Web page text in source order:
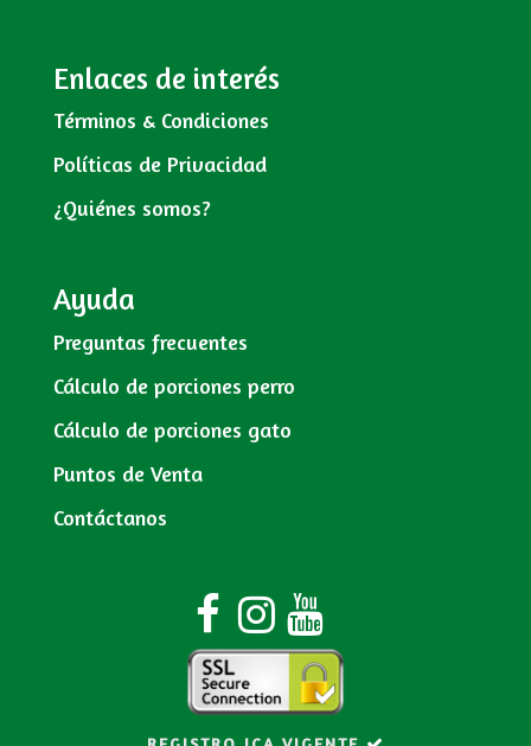
Enlaces de interés
Términos & Condiciones
Políticas de Privacidad
¿Quiénes somos?
Ayuda
Preguntas frecuentes
Cálculo de porciones perro
Cálculo de porciones gato
Puntos de Venta
Contáctanos